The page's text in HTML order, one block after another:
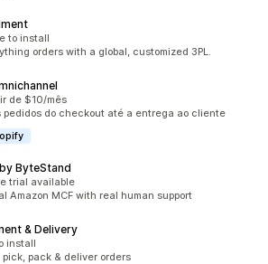
279
to install
orders with a global, customized 3PL.
8
de $10/mês
pedidos do checkout até a entrega ao cliente
ByteStand
358
trial available
Amazon MCF with real human support
& Delivery
3
install
pack & deliver orders